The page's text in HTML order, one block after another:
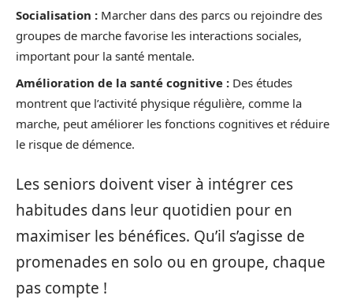
Socialisation : Marcher dans des parcs ou rejoindre des
groupes de marche favorise les interactions sociales,
important pour la santé mentale.
Amélioration de la santé cognitive : Des études
montrent que l’activité physique régulière, comme la
marche, peut améliorer les fonctions cognitives et réduire
le risque de démence.
Les seniors doivent viser à intégrer ces
habitudes dans leur quotidien pour en
maximiser les bénéfices. Qu’il s’agisse de
promenades en solo ou en groupe, chaque
pas compte !